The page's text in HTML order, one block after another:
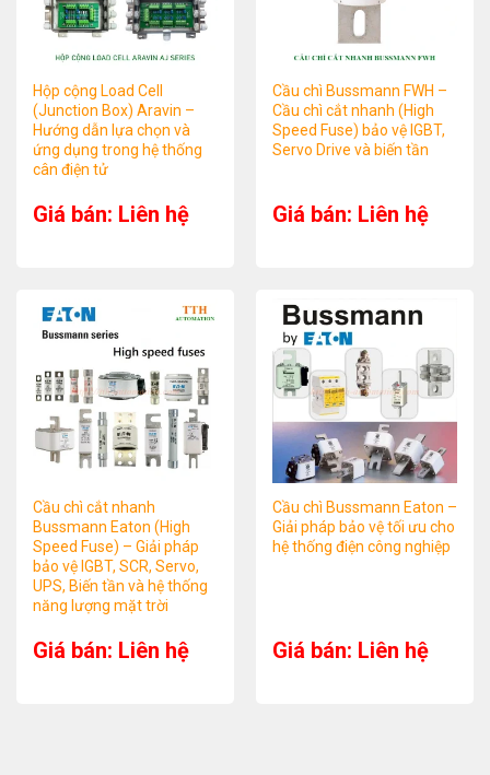
Hộp cộng Load Cell
(Junction Box) Aravin –
Hướng dẫn lựa chọn và
ứng dụng trong hệ thống
cân điện tử
Giá bán: Liên hệ
Cầu chì Bussmann FWH –
Cầu chì cắt nhanh (High
Speed Fuse) bảo vệ IGBT,
Servo Drive và biến tần
Giá bán: Liên hệ
Cầu chì cắt nhanh
Bussmann Eaton (High
Speed Fuse) – Giải pháp
bảo vệ IGBT, SCR, Servo,
UPS, Biến tần và hệ thống
năng lượng mặt trời
Giá bán: Liên hệ
Cầu chì Bussmann Eaton –
Giải pháp bảo vệ tối ưu cho
hệ thống điện công nghiệp
Giá bán: Liên hệ